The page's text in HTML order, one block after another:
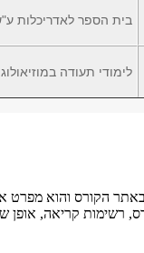
בית הספר לאדריכלות
לימודי תעודה
הקורס והוא מפרט
רשימות קריאה, אופן